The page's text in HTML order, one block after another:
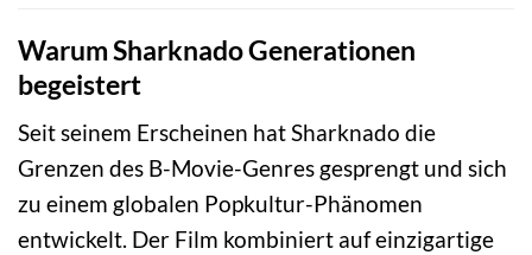
Warum Sharknado Generationen
begeistert
Seit seinem Erscheinen hat Sharknado die
Grenzen des B-Movie-Genres gesprengt und sich
zu einem globalen Popkultur-Phänomen
entwickelt. Der Film kombiniert auf einzigartige